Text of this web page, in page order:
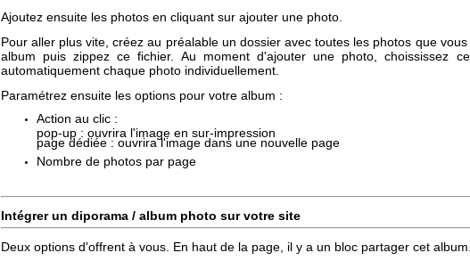
Ajoutez ensuite les photos en cliquant sur ajouter une photo.
Pour aller plus vite, créez au préalable un dossier avec toutes les photos que
album puis zippez ce fichier. Au moment d'ajouter une photo, choississez
automatiquement chaque photo individuellement.
Paramétrez ensuite les options pour votre album :
Action au clic :
pop-up : ouvrira l'image en sur-impression
page dédiée : ouvrira l'image dans une nouvelle page
Nombre de photos par page
Intégrer un diporama / album photo sur votre site
Deux options d'offrent à vous. En haut de la page, il y a un bloc partager cet album.